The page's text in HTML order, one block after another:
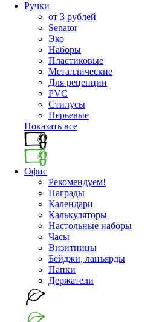
Ручки
от 3 рублей
Senator
Эко
Наборы
Пластиковые
Металлические
Для рецепции
PVC
Стилусы
Перьевые
Показать все
Офис
Рекомендуем!
Награды
Календари
Калькуляторы
Настольные наборы
Часы
Визитницы
Бейджи, ланъярды
Папки
Держатели